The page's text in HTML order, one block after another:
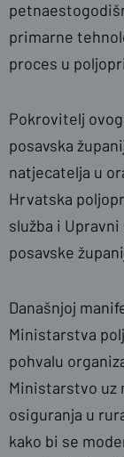
primarne
proces u
Pokrovitelj
posavska
natjecatelja u
Hrvatska
služba i
posavske
Današnjoj
Ministarstva
pohvalu
Ministarstvo uz
osiguranja u
kako bi se